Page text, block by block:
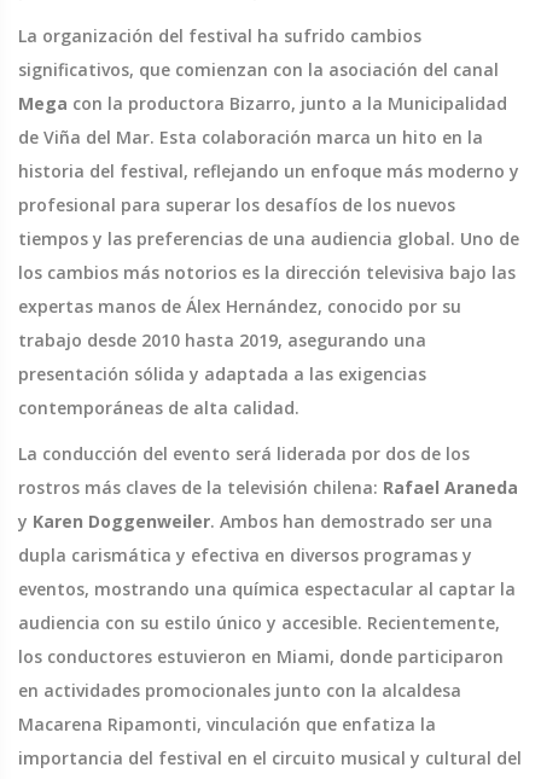
La organización del festival ha sufrido cambios
significativos, que comienzan con la asociación del canal
Mega con la productora Bizarro, junto a la Municipalidad
de Viña del Mar. Esta colaboración marca un hito en la
historia del festival, reflejando un enfoque más moderno y
profesional para superar los desafíos de los nuevos
tiempos y las preferencias de una audiencia global. Uno de
los cambios más notorios es la dirección televisiva bajo las
expertas manos de Álex Hernández, conocido por su
trabajo desde 2010 hasta 2019, asegurando una
presentación sólida y adaptada a las exigencias
contemporáneas de alta calidad.
La conducción del evento será liderada por dos de los
rostros más claves de la televisión chilena: Rafael Araneda
y Karen Doggenweiler. Ambos han demostrado ser una
dupla carismática y efectiva en diversos programas y
eventos, mostrando una química espectacular al captar la
audiencia con su estilo único y accesible. Recientemente,
los conductores estuvieron en Miami, donde participaron
en actividades promocionales junto con la alcaldesa
Macarena Ripamonti, vinculación que enfatiza la
importancia del festival en el circuito musical y cultural del